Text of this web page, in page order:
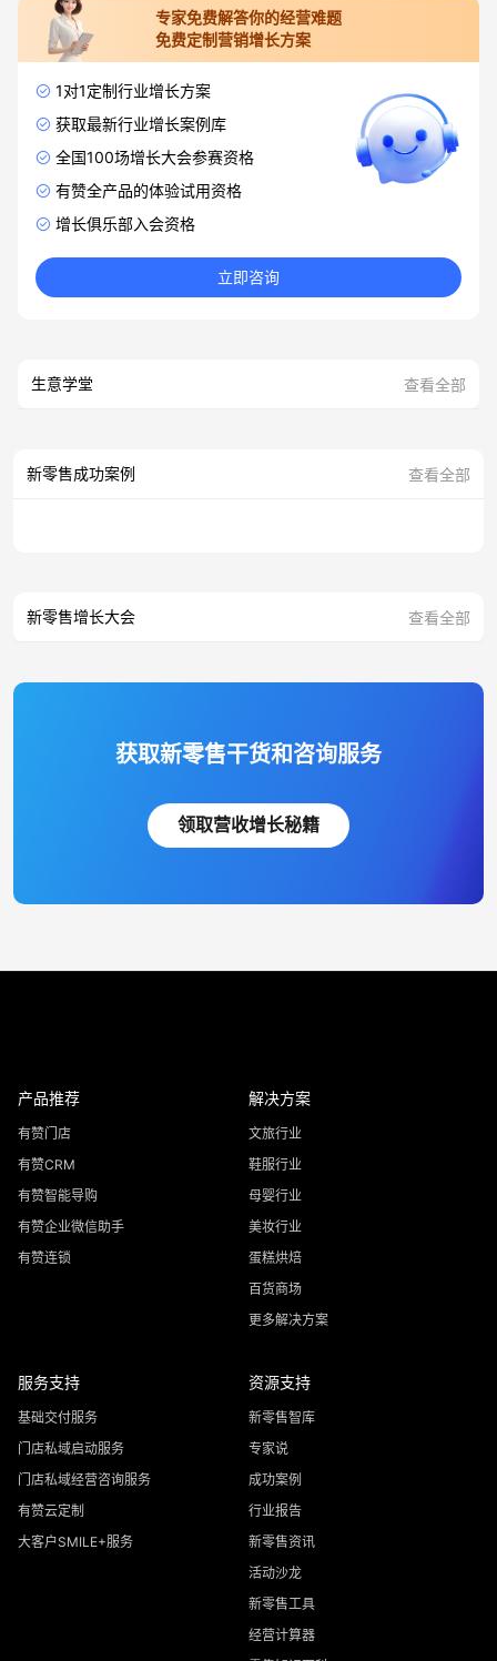
专家免费解答你的经营难题
免费定制营销增长方案
1对1定制行业增长方案
获取最新行业增长案例库
全国100场增长大会参赛资格
有赞全产品的体验试用资格
增长俱乐部入会资格
立即咨询
生意学堂 查看全部
新零售成功案例 查看全部
新零售增长大会 查看全部
获取新零售干货和咨询服务
领取营收增长秘籍
产品推荐
有赞门店
有赞CRM
有赞智能导购
有赞企业微信助手
有赞连锁
解决方案
文旅行业
鞋服行业
母婴行业
美妆行业
蛋糕烘焙
百货商场
更多解决方案
服务支持
基础交付服务
门店私域启动服务
门店私域经营咨询服务
有赞云定制
大客户SMILE+服务
资源支持
新零售智库
专家说
成功案例
行业报告
新零售资讯
活动沙龙
新零售工具
经营计算器